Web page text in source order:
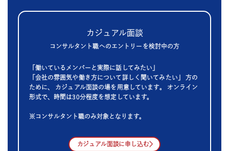
カジュアル面談
コンサルタント職へのエントリーを検討中の方
「働いているメンバーと実際に話してみたい」
「会社の雰囲気や働き方について詳しく聞いてみたい」 方の
ために、
カジュアル面談の場を用意しています。 オンライン
形式で、時間は30分程度を想定しています。
※コンサルタント職のみ対象となります。
カジュアル面談に申し込む